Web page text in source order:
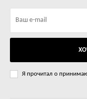
Я прочитал о